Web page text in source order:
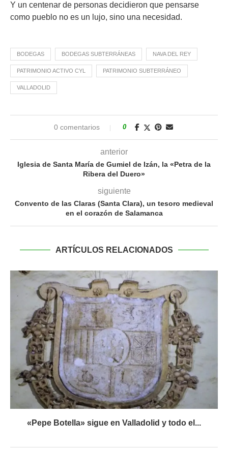
Y un centenar de personas decidieron que pensarse
como pueblo no es un lujo, sino una necesidad.
BODEGAS BODEGAS SUBTERRÁNEAS NAVA DEL REY
PATRIMONIO ACTIVO CYL PATRIMONIO SUBTERRÁNEO
VALLADOLID
0 comentarios 0
anterior
Iglesia de Santa María de Gumiel de Izán, la «Petra de la
Ribera del Duero»
siguiente
Convento de las Claras (Santa Clara), un tesoro medieval
en el corazón de Salamanca
ARTÍCULOS RELACIONADOS
«Pepe Botella» sigue en Valladolid y todo el...